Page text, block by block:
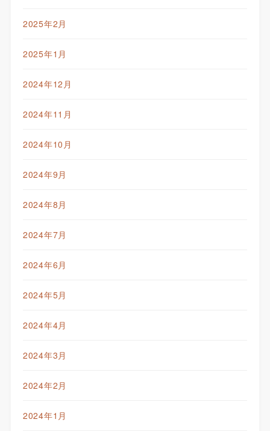
2025年2月
2025年1月
2024年12月
2024年11月
2024年10月
2024年9月
2024年8月
2024年7月
2024年6月
2024年5月
2024年4月
2024年3月
2024年2月
2024年1月